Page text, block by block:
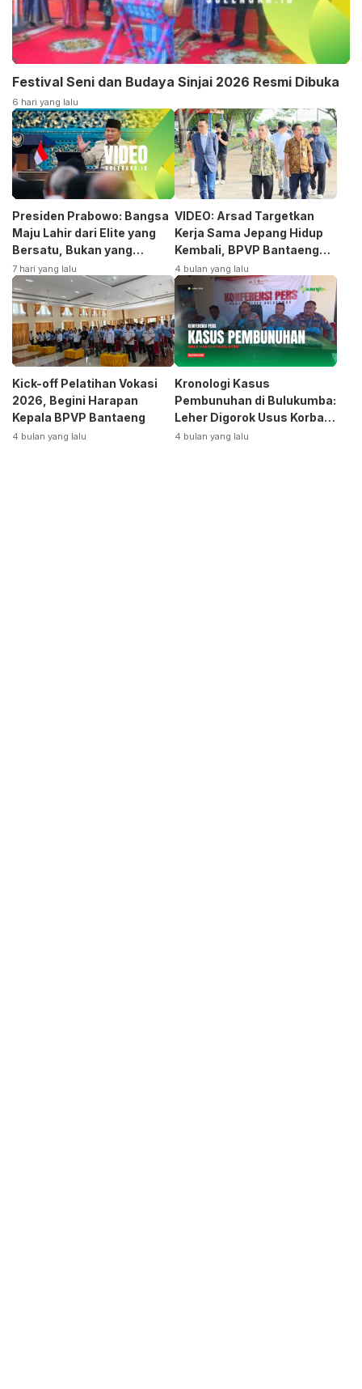
Festival Seni dan Budaya Sinjai 2026 Resmi Dibuka
6 hari yang lalu
Presiden Prabowo: Bangsa
Maju Lahir dari Elite yang
Bersatu, Bukan yang
Terpecah
7 hari yang lalu
VIDEO: Arsad Targetkan
Kerja Sama Jepang Hidup
Kembali, BPVP Bantaeng
Siap Bangkitkan Jurusan
Otomotif
4 bulan yang lalu
Kick-off Pelatihan Vokasi
2026, Begini Harapan
Kepala BPVP Bantaeng
4 bulan yang lalu
Kronologi Kasus
Pembunuhan di Bulukumba:
Leher Digorok Usus Korban
Dikeluarkan
4 bulan yang lalu